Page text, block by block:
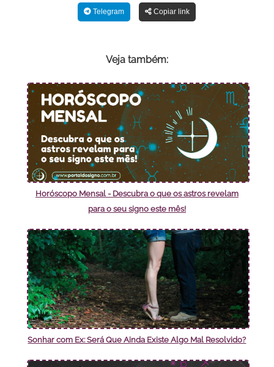
Telegram Copiar link
Veja também:
Horóscopo Mensal - Descubra o que os astros revelam
para o seu signo este mês!
Sonhar com Ex: Será Que Ainda Existe Algo Mal Resolvido?